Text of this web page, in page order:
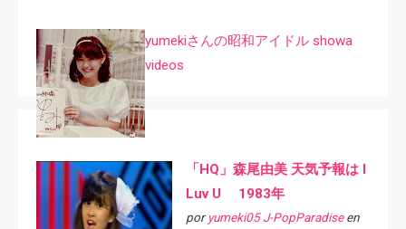
yumekiさんの昭和アイドル showa
videos
「HQ」森尾由美 天気予報は I
Luv U 1983年
por yumeki05 J-PopParadiseen